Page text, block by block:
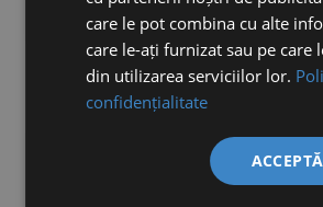
care le pot combina cu alte
care le-ați furnizat sau pe care
din utilizarea serviciilor lor.
confidențialitate